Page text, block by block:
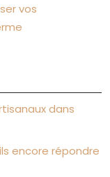
vos
dans
encore répondre